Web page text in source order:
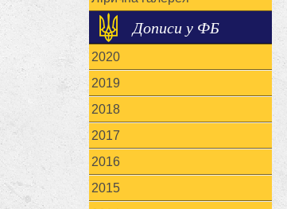
Дописи у ФБ
2020
2019
2018
2017
2016
2015